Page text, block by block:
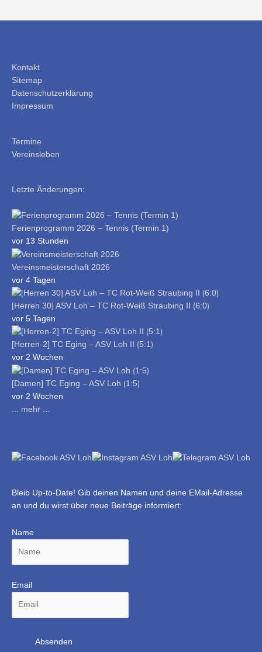
Kontakt
Sitemap
Datenschutzerklärung
Impressum
Termine
Vereinsleben
Letzte Änderungen:
Ferienprogramm 2026 – Tennis (Termin 1)
vor 13 Stunden
Vereinsmeisterschaft 2026
vor 4 Tagen
[Herren 30] ASV Loh – TC Rot-Weiß Straubing II ⟮6:0⟯
vor 5 Tagen
[Herren-2] TC Eging – ASV Loh II ⟮5:1⟯
vor 2 Wochen
[Damen] TC Eging – ASV Loh ⟮1:5⟯
vor 2 Wochen
... mehr ...
Bleib Up-to-Date! Gib deinen Namen und deine EMail-Adresse
an und du wirst über neue Beiträge informiert:
Name
Email